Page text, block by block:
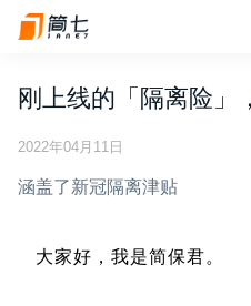
刚上线的「隔离险」
2022年04月11日
涵盖了新冠隔离津贴
大家好，我是简保君。